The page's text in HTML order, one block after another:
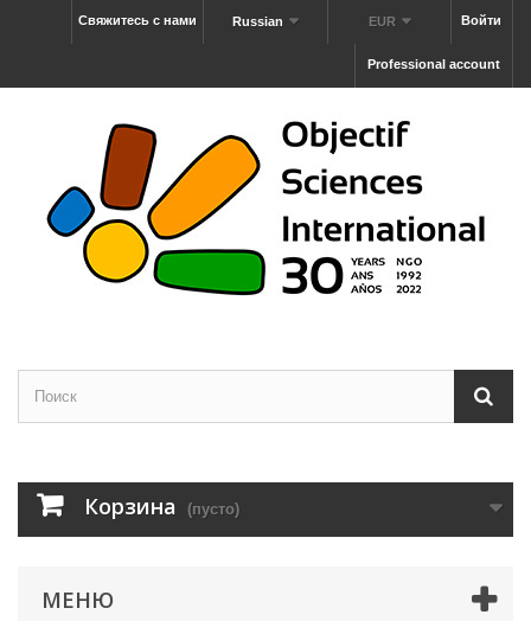
Войти
EUR
Russian
Свяжитесь с нами
Professional account
Корзина (пусто)
МЕНЮ